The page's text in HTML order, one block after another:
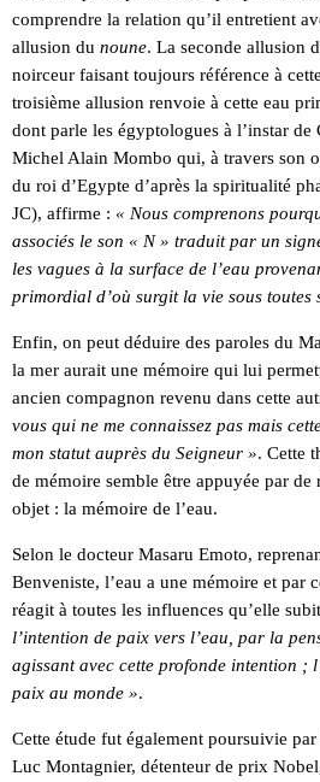
comprendre la relation qu’il entretient
allusion du noune. La seconde allusion
noirceur faisant toujours référence à
troisième allusion renvoie à cette eau
dont parle les égyptologues à l’instar
Michel Alain Mombo qui, à travers son
du roi d’Egypte d’après la spiritualité
JC), affirme : « Nous comprenons
associés le son « N » traduit par un
les vagues à la surface de l’eau
primordial d’où surgit la vie sous toutes
Enfin, on peut déduire des paroles du
la mer aurait une mémoire qui lui
ancien compagnon revenu dans cette
vous qui ne me connaissez pas mais
mon statut auprès du Seigneur ». Cette
de mémoire semble être appuyée par de
objet : la mémoire de l’eau.
Selon le docteur Masaru Emoto,
Benveniste, l’eau a une mémoire et par
réagit à toutes les influences qu’elle
l’intention de paix vers l’eau, par la
agissant avec cette profonde intention ;
paix au monde ».
Cette étude fut également poursuivie
Luc Montagnier, détenteur de prix